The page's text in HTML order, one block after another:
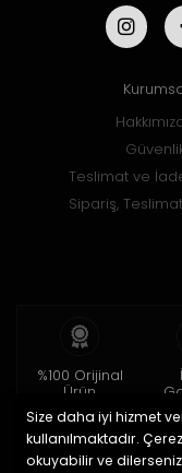
Teslimat ve
Sipariş,
%100 Orijinal
Ürün
2 yıl garanti
15
Size daha iyi hizmet
kullanılmaktadır.
okuyabilir ve